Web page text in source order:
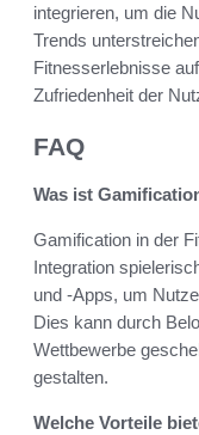
integrieren, um die
Trends
Fitnesserlebnisse
Zufriedenheit der
FAQ
Was ist
Gamification in der
Integration
und -Apps, um
Dies kann durch
Wettbewerbe
gestalten.
Welche Vorteile